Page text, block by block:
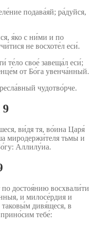
подава́яй; ра́дуйся,
я́ко с ни́ми и по
не восхоте́л еси́.
те́ло свое́ завеща́л еси́;
от Бо́га увенча́нный.
чудотво́рче.
9
ви́дя тя, во́ина Царя́
миродержи́теля тьмы и
Аллилу́иа.
достоя́нию восхвали́ти
и милосе́рдия и
дивя́щеся, в
тебе́: